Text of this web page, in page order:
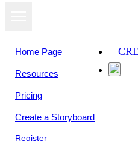
Home Page
Resources
Pricing
Create a Storyboard
Register
View as
slideshow